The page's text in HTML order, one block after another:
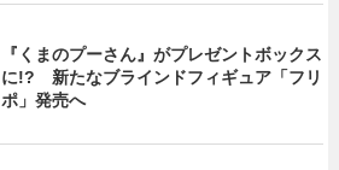
『くまのプーさん』がプレゼントボックス
に!? 新たなブラインドフィギュア「フリ
ポ」発売へ